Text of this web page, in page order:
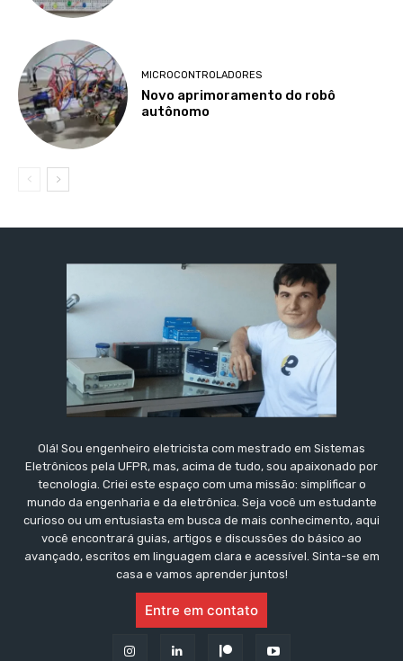
MICROCONTROLADORES
Novo aprimoramento do robô
autônomo
Olá! Sou engenheiro eletricista com mestrado em Sistemas
Eletrônicos pela UFPR, mas, acima de tudo, sou apaixonado por
tecnologia. Criei este espaço com uma missão: simplificar o
mundo da engenharia e da eletrônica. Seja você um estudante
curioso ou um entusiasta em busca de mais conhecimento, aqui
você encontrará guias, artigos e discussões do básico ao
avançado, escritos em linguagem clara e acessível. Sinta-se em
casa e vamos aprender juntos!
Entre em contato